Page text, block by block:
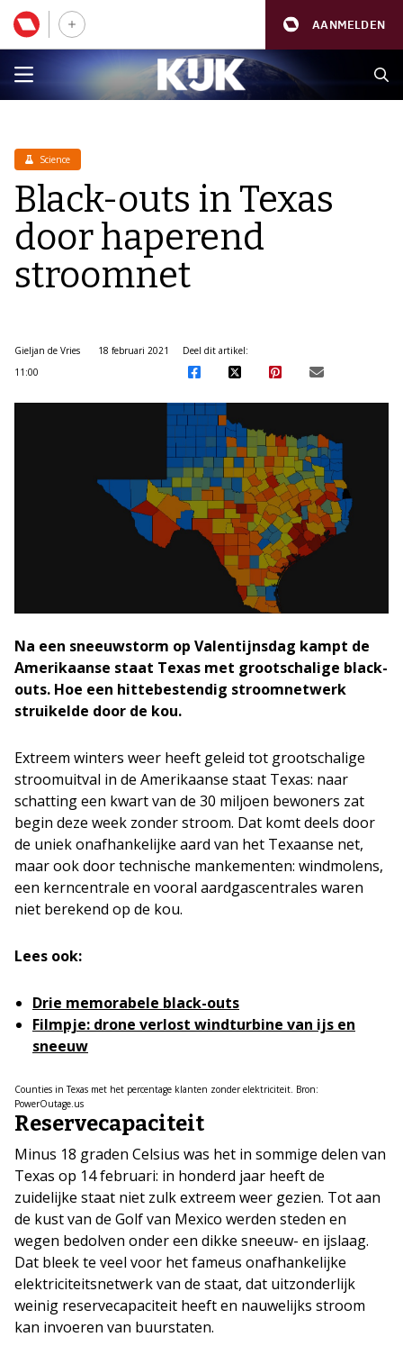
AANMELDEN
Science
Black-outs in Texas
door haperend
stroomnet
Gieljan de Vries
18 februari 2021
11:00
Deel dit artikel:
Na een sneeuwstorm op Valentijnsdag kampt de
Amerikaanse staat Texas met grootschalige black-
outs. Hoe een hittebestendig stroomnetwerk
struikelde door de kou.
Extreem winters weer heeft geleid tot grootschalige
stroomuitval in de Amerikaanse staat Texas: naar
schatting een kwart van de 30 miljoen bewoners zat
begin deze week zonder stroom. Dat komt deels door
de uniek onafhankelijke aard van het Texaanse net,
maar ook door technische mankementen: windmolens,
een kerncentrale en vooral aardgascentrales waren
niet berekend op de kou.
Lees ook:
Drie memorabele black-outs
Filmpje: drone verlost windturbine van ijs en
sneeuw
Counties in Texas met het percentage klanten zonder elektriciteit. Bron:
PowerOutage.us
Reservecapaciteit
Minus 18 graden Celsius was het in sommige delen van
Texas op 14 februari: in honderd jaar heeft de
zuidelijke staat niet zulk extreem weer gezien. Tot aan
de kust van de Golf van Mexico werden steden en
wegen bedolven onder een dikke sneeuw- en ijslaag.
Dat bleek te veel voor het fameus onafhankelijke
elektriciteitsnetwerk van de staat, dat uitzonderlijk
weinig reservecapaciteit heeft en nauwelijks stroom
kan invoeren van buurstaten.